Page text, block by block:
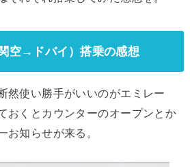
空→ドバイ）搭乗の感想
然使い勝手がいいのがエミレー
おくとカウンターのオープンとか
お知らせが来る。